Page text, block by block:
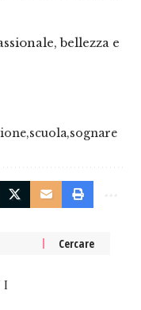
bellezza e
scuola sognare